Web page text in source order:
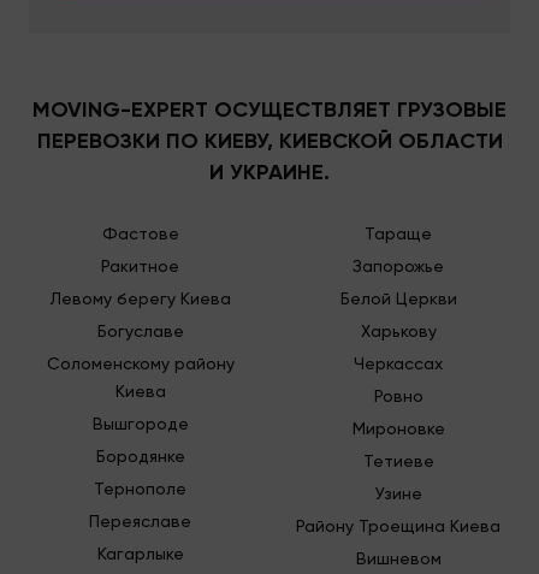
MOVING-EXPERT ОСУЩЕСТВЛЯЕТ ГРУЗОВЫЕ
ПЕРЕВОЗКИ ПО КИЕВУ, КИЕВСКОЙ ОБЛАСТИ
И УКРАИНЕ.
Фастове
Ракитное
Левому берегу Киева
Богуславе
Соломенскому району
Киева
Вышгороде
Бородянке
Тернополе
Переяславе
Кагарлыке
Тараще
Запорожье
Белой Церкви
Харькову
Черкассах
Ровно
Мироновке
Тетиеве
Узине
Району Троещина Киева
Вишневом